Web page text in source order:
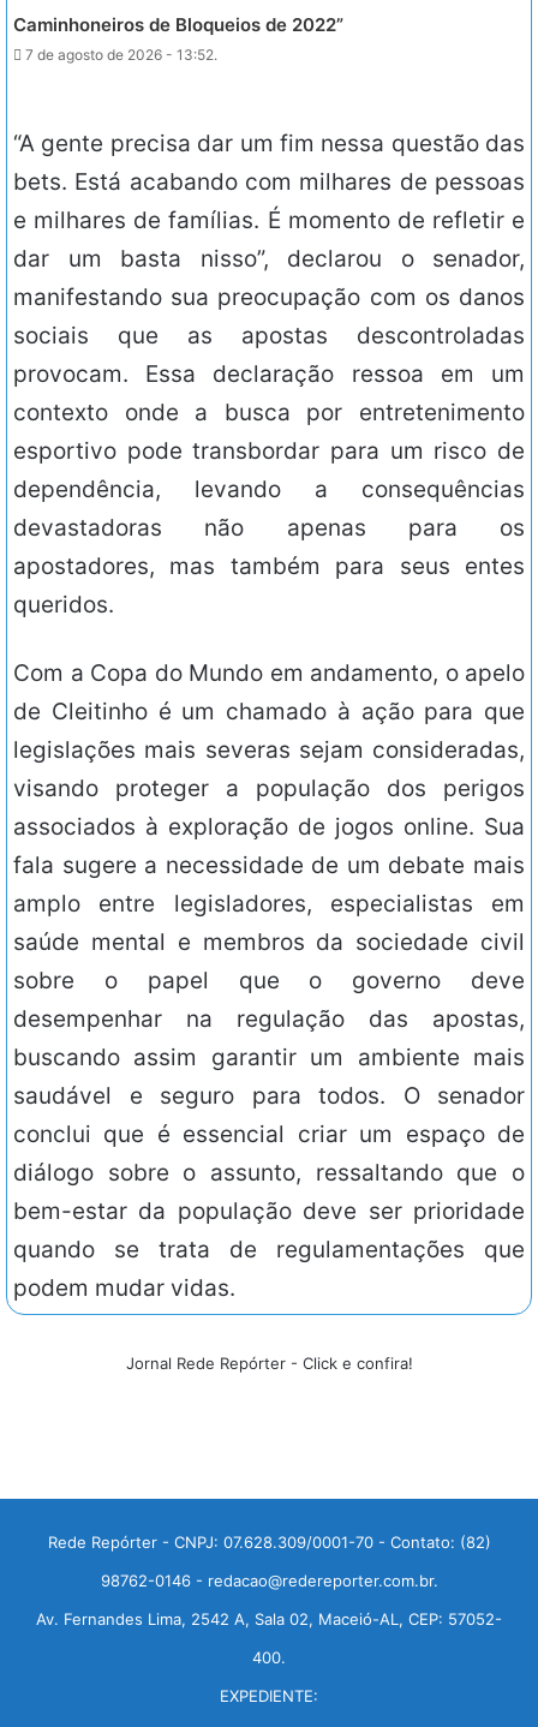
Caminhoneiros de Bloqueios de 2022”
7 de agosto de 2026 - 13:52.
“A gente precisa dar um fim nessa questão das
bets. Está acabando com milhares de pessoas
e milhares de famílias. É momento de refletir e
dar um basta nisso”, declarou o senador,
manifestando sua preocupação com os danos
sociais que as apostas descontroladas
provocam. Essa declaração ressoa em um
contexto onde a busca por entretenimento
esportivo pode transbordar para um risco de
dependência, levando a consequências
devastadoras não apenas para os
apostadores, mas também para seus entes
queridos.
Com a Copa do Mundo em andamento, o apelo
de Cleitinho é um chamado à ação para que
legislações mais severas sejam consideradas,
visando proteger a população dos perigos
associados à exploração de jogos online. Sua
fala sugere a necessidade de um debate mais
amplo entre legisladores, especialistas em
saúde mental e membros da sociedade civil
sobre o papel que o governo deve
desempenhar na regulação das apostas,
buscando assim garantir um ambiente mais
saudável e seguro para todos. O senador
conclui que é essencial criar um espaço de
diálogo sobre o assunto, ressaltando que o
bem-estar da população deve ser prioridade
quando se trata de regulamentações que
podem mudar vidas.
Jornal Rede Repórter - Click e confira!
Rede Repórter - CNPJ: 07.628.309/0001-70 - Contato: (82)
98762-0146 - redacao@redereporter.com.br.
Av. Fernandes Lima, 2542 A, Sala 02, Maceió-AL, CEP: 57052-
400.
EXPEDIENTE: